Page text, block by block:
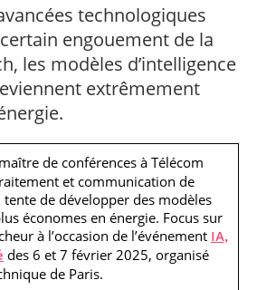
Corps des Mines
Parcours Talents : un
donnant accès aux
Corps techniques de
Je suis élève en
situation de
handicap, comment
faire ?
Vous êtes admis,
Entreprises &
solutions Mastère
Spécialisé
Brochures &
contacts
professionnel
technologiques
engouement de la
les modèles d’intelligence
extrêmement
de conférences à Télécom
et communication de
tente de développer des modèles
économes en énergie. Focus sur
à l’occasion de l’événement IA,
des 6 et 7 février 2025, organisé
de Paris.